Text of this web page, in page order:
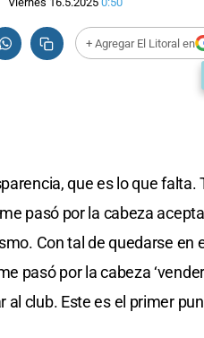
+ Agregar El Litoral en
que es lo que falta.
pasó por la cabeza
Con tal de quedarse en
pasó por la cabeza
club. Este es el primer